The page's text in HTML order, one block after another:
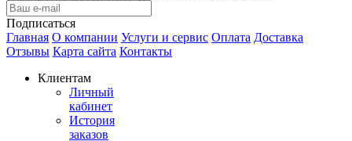
Подписаться
Главная О компании Услуги и сервис Оплата Доставка
Отзывы Карта сайта Контакты
Клиентам
Личный
кабинет
История
заказов